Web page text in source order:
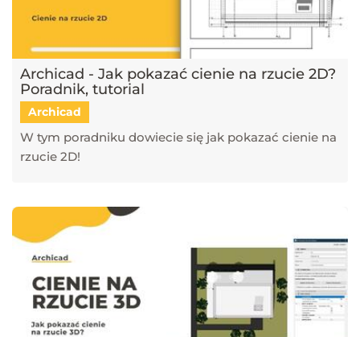
Archicad - Jak pokazać cienie na rzucie 2D?
Poradnik, tutorial
Archicad
W tym poradniku dowiecie się jak pokazać cienie na
rzucie 2D!